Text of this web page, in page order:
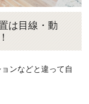
は目線・動
ンなどと違って自